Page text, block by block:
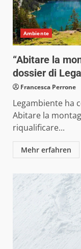
Ambiente
“Abitare la
dossier di
Francesca Perrone
Legambiente ha
Abitare la
riqualificare...
Mehr erfahren